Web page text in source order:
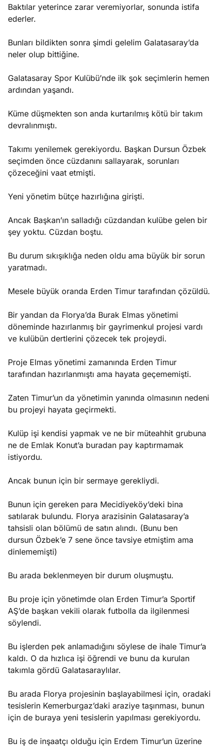
Baktılar yeterince zarar veremiyorlar, sonunda istifa
ederler.
Bunları bildikten sonra şimdi gelelim Galatasaray’da
neler olup bittiğine.
Galatasaray Spor Kulübü’nde ilk şok seçimlerin hemen
ardından yaşandı.
Küme düşmekten son anda kurtarılmış kötü bir takım
devralınmıştı.
Takımı yenilemek gerekiyordu. Başkan Dursun Özbek
seçimden önce cüzdanını sallayarak, sorunları
çözeceğini vaat etmişti.
Yeni yönetim bütçe hazırlığına girişti.
Ancak Başkan’ın salladığı cüzdandan kulübe gelen bir
şey yoktu. Cüzdan boştu.
Bu durum sıkışıklığa neden oldu ama büyük bir sorun
yaratmadı.
Mesele büyük oranda Erden Timur tarafından çözüldü.
Bir yandan da Florya’da Burak Elmas yönetimi
döneminde hazırlanmış bir gayrimenkul projesi vardı
ve kulübün dertlerini çözecek tek projeydi.
Proje Elmas yönetimi zamanında Erden Timur
tarafından hazırlanmıştı ama hayata geçememişti.
Zaten Timur’un da yönetimin yanında olmasının nedeni
bu projeyi hayata geçirmekti.
Kulüp işi kendisi yapmak ve ne bir müteahhit grubuna
ne de Emlak Konut’a buradan pay kaptırmamak
istiyordu.
Ancak bunun için bir sermaye gerekliydi.
Bunun için gereken para Mecidiyeköy’deki bina
satılarak bulundu. Florya arazisinin Galatasaray’a
tahsisli olan bölümü de satın alındı. (Bunu ben
dursun Özbek’e 7 sene önce tavsiye etmiştim ama
dinlememişti)
Bu arada beklenmeyen bir durum oluşmuştu.
Bu proje için yönetimde olan Erden Timur’a Sportif
AŞ’de başkan vekili olarak futbolla da ilgilenmesi
söylendi.
Bu işlerden pek anlamadığını söylese de ihale Timur’a
kaldı. O da hızlıca işi öğrendi ve bunu da kurulan
takımla gördü Galatasaraylılar.
Bu arada Florya projesinin başlayabilmesi için, oradaki
tesislerin Kemerburgaz’daki araziye taşınması, bunun
için de buraya yeni tesislerin yapılması gerekiyordu.
Bu iş de inşaatçı olduğu için Erdem Timur’un üzerine